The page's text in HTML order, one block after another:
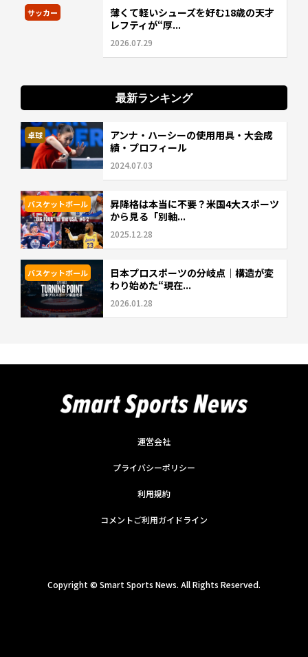
サッカー
薄くて軽いシューズを好む18歳の天才
レフティが“厚...
2026.07.29
最新ランキング
卓球
アンナ・ハーシーの使用用具・大会成
績・プロフィール
2024.07.03
バスケットボール
昇降格は本当に不要？米国4大スポーツ
から見る「別軸...
2025.12.28
バスケットボール
日本プロスポーツの分岐点｜構造が変
わり始めた“現在...
2026.01.28
運営会社
プライバシーポリシー
利用規約
コメントご利用ガイドライン
Copyright © Smart Sports News. All Rights Reserved.